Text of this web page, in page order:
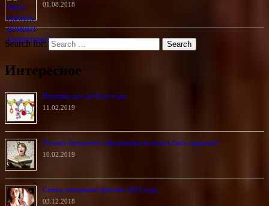
01.08.2018
Search for:
Интересное
Игрушки для детей до года
11.02.2019
Почему бесплатное образование не может быть хорошим?
10.02.2019
Самые ожидаемые фильмы 2019 года
03.12.2018